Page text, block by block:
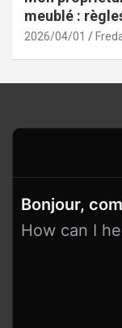
meublé :
2026/04/01
Bonjour,
How can I